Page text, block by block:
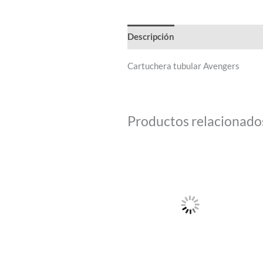
Descripción
Cartuchera tubular Avengers
Productos